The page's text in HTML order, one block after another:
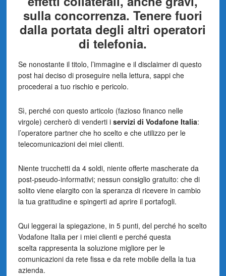
sulla concorrenza. Tenere fuori
dalla portata degli altri operatori
di telefonia.
Se nonostante il titolo, l’immagine e il disclaimer di questo
post hai deciso di proseguire nella lettura, sappi che
procederai a tuo rischio e pericolo.
Sì, perché con questo articolo (fazioso financo nelle
virgole) cercherò di venderti i servizi di Vodafone Italia:
l’operatore partner che ho scelto e che utilizzo per le
telecomunicazioni dei miei clienti.
Niente trucchetti da 4 soldi, niente offerte mascherate da
post-pseudo-informativi; nessun consiglio gratuito: che di
solito viene elargito con la speranza di ricevere in cambio
la tua gratitudine e spingerti ad aprire il portafogli.
Qui leggerai la spiegazione, in 5 punti, del perché ho scelto
Vodafone Italia per i miei clienti e perché questa
scelta rappresenta la soluzione migliore per le
comunicazioni da rete fissa e da rete mobile della la tua
azienda.